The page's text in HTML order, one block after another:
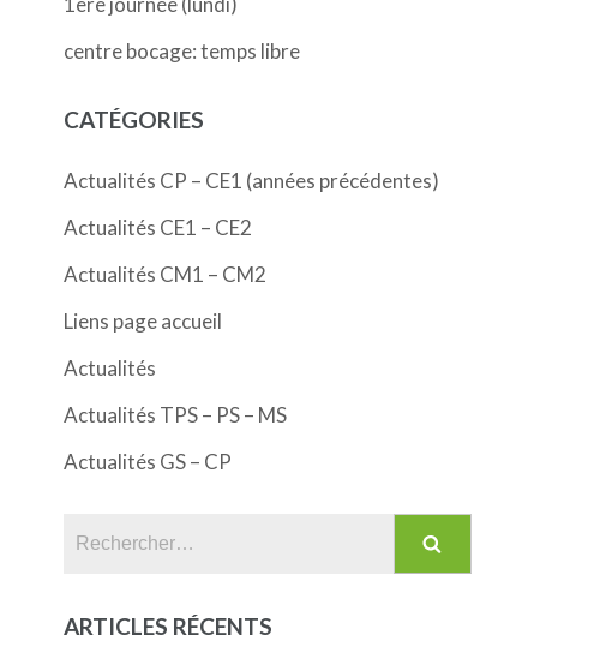
centre bocage: temps libre
CATÉGORIES
Actualités CP – CE1 (années précédentes)
Actualités CE1 – CE2
Actualités CM1 – CM2
Liens page accueil
Actualités
Actualités TPS – PS – MS
Actualités GS – CP
ARTICLES RÉCENTS